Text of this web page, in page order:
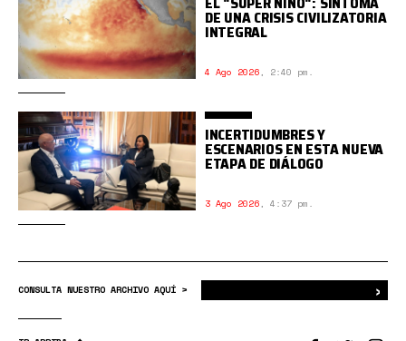
DE UNA CRISIS CIVILIZATORIA
INTEGRAL
4 Ago 2026, 2:40 pm.
INCERTIDUMBRES Y
ESCENARIOS EN ESTA NUEVA
ETAPA DE DIÁLOGO
3 Ago 2026, 4:37 pm.
CONSULTA NUESTRO ARCHIVO AQUÍ > ›